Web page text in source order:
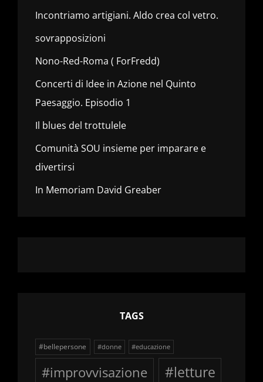
Incontriamo artigiani. Aldo crea col vetro.
sovrapposizioni
Nono-Red-Roma ( ForFredd)
Concerti di Idee in Azione nel Quinto
Paesaggio. Episodio 1
Il blues del trottulele
Comunità SOU insieme per imparare e
divertirsi
In Memoriam David Greaber
TAGS
#bellepersone #donne #educazione
#improvvisazione
#letture